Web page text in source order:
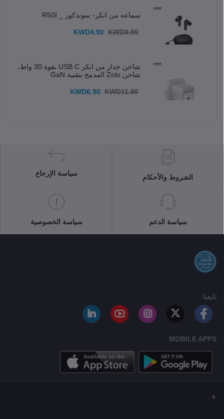
سماعه من انكر- سوندكور _ R50I
KWD4.90 KWD9.90
شاحن جدار من انكر USB C بقوة 30 واط،
شاحن Zolo المدمج بتقنية GaN
KWD6.90 KWD11.90
الشروط والأحكام
سياسة الإرجاع
سياسة الدعم سياسة الخصوصية
تابعنا
MOBILE APPS